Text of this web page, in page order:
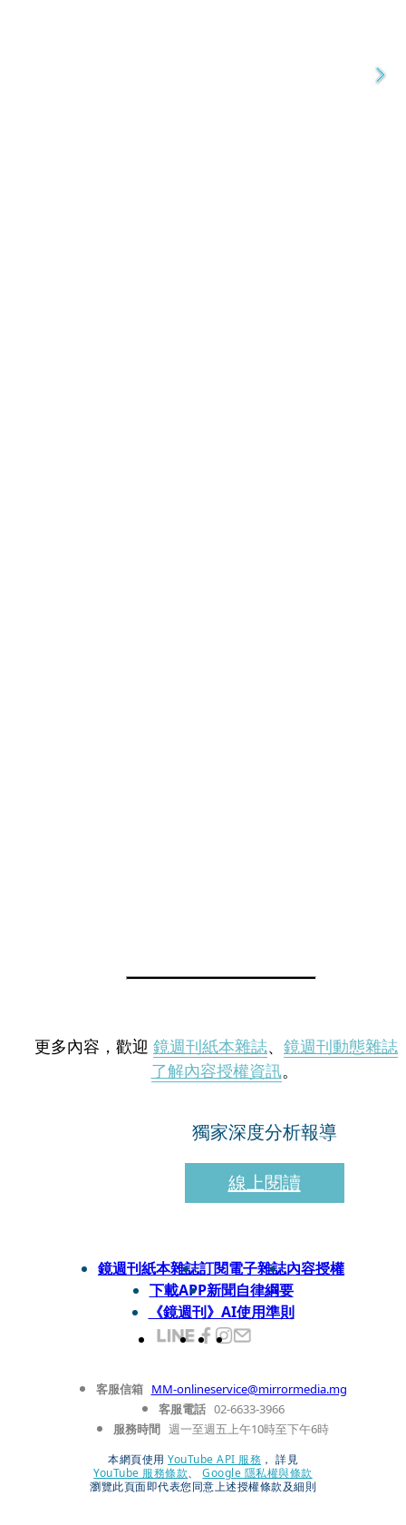
更多內容，歡迎 鏡週刊紙本雜誌、 鏡週刊動態雜誌
了解內容授權資訊。
獨家深度分析報導
線上閱讀
鏡週刊紙本雜誌訂閱電子雜誌內容授權
下載APP新聞自律綱要
《鏡週刊》AI使用準則
客服信箱 MM-onlineservice@mirrormedia.mg
客服電話 02-6633-3966
服務時間 週一至週五上午10時至下午6時
本網頁使用 YouTube API 服務 ， 詳見
YouTube 服務條款、
Google 隱私權與條款
瀏覽此頁面即代表您同意上述授權條款及細則